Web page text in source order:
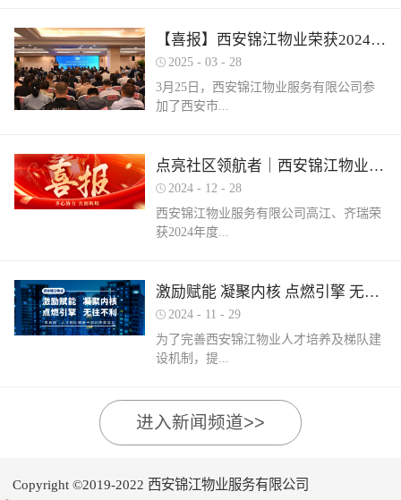
市住房和城乡建设局指导、市物业管理行
业协会主办，是全市物业管理行业一年一
度规格最高、水平最强、影响最广的职业
技能盛会。本次竞赛，共有来自全市60余
家物业企业的1300余名物业从业人员参
梦长安 精技赋能未来”，全面夯实行业人
才基础。参赛环节西安锦江物业作为西安
织并参与协会各项赛事，均取得傲人的成
绩。今年为了锻炼队伍，搭建更广阔的成
下的重要知识点串讲和一轮轮的复习备
考，比赛中，选手们沉着冷静，基本发挥
出了各自领域应有的实力。最终，三个工
种共计取得了二等奖1名，三等奖3名，优
的问题及知识盲区，公司人力行政部及品
质部快速反应，第一时间组织各工种开展
内部专项培训，进行系统化的梳理和总
经验和答题技巧进行转化分享，对标竞赛
业主做好夏季安全防范工作。风险在于防
范，平安才是幸福！西安锦江物业提醒
夏季高温，引发火灾事故占比较高，空
调、冰箱、电风扇等大功率电器的使用频
中要通风、散热，防止温度过高引发火
灾。空调、电风扇等电器设备不宜长时间
使用，离人时应及时关闭电源。电动车应
在室外专用充电桩充电，不得在室内、走
充电，切勿长时间充电，勿飞线充电。汽
车内严禁放置打火机、罐装喷剂、香水、
移动电源等易燃易爆物品，定期检测更换
车载灭火器，定期对车辆维护保养。不要
躺在床上、沙发上吸烟，烟头要及时放到
可燃物品。 使用电蚊香时应注意用电安
全，用完及时断开电源，防止因长期通电
“干烧”引发火灾。在发热的电蚊拍附近不
露水后不要立即靠近明火、也不要在高温
【喜报】西安锦江物业荣获2024年度优秀单位、全市技能竞赛优秀个人及优秀组织单位多项荣誉
2025 - 03 - 28
3月25日，西安锦江物业服务有限公司参
加了西安市...
物业管理行业协会组织召开的第三届会员
（代表）大会第四次全体会议暨物业高质
员单位及“安居物业杯”西安市物业管理行
业职业技能竞赛优秀个人及优秀组织单位
获“全市技能竞赛优秀组织奖”西安锦江物
业曹林、张小刚、郭小龙荣获技能竞赛“一
等奖”西安锦江物业张国刚、谷展荣获技能
竞赛“二等奖”西安锦江物业惠张瑜、张盼
兵、潘保民、毛亚、李强、贺鑫磊、李国
刚、岳程妮等人分别荣获技能竞赛“优秀
奖”。在这个追求卓越服务的时代，西安锦
升整个团队的专业水平和服务质量，西安
点亮社区领航者｜西安锦江物业高江、齐瑞获得“优秀项目经理”荣誉称号
2024 - 12 - 28
西安锦江物业服务有限公司高江、齐瑞荣
获2024年度...
陕西省物业管理协会“优秀项目经理”称
号。岁末回首，总结成绩，表彰优秀，
会召开盛会，表彰这一年在物业管理行业
的广阔舞台上绽放出熠熠光辉的精英
1A期 项目经理 齐瑞高江、齐瑞是西安锦
江物业诸多优秀项目经理的缩影，他们代
表着西安锦江物业团结奋进、诚信奉献、
奖是荣誉也是动力，西安锦江物业将以他
们作为榜样领航，激励全体员工砥砺奋
激励赋能 凝聚内核 点燃引擎 无往不利
2024 - 11 - 29
为了完善西安锦江物业人才培养及梯队建
设机制，提...
高物业服务水平和服务质量，有目的、有
计划的进行人才储备及培育，大力培养核
江物业组织开展以“激励赋能 凝聚内核 点
进入新闻频道>>
Copyright ©2019-2022 西安锦江物业服务有限公司